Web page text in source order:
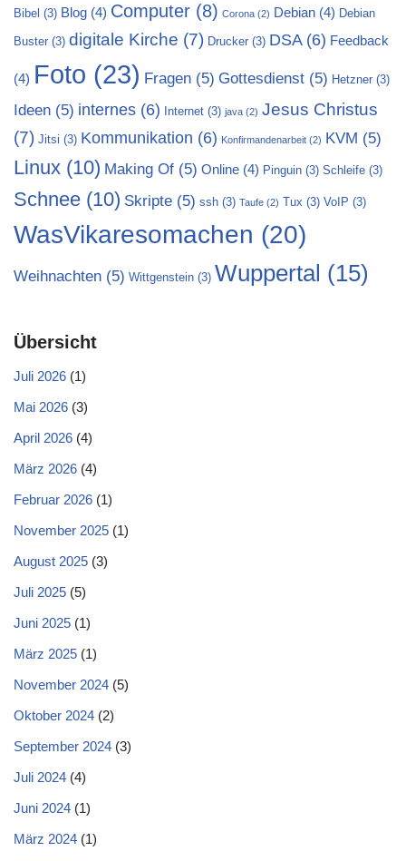
Bibel (3) Blog (4) Computer (8) Corona (2) Debian (4) Debian
Buster (3) digitale Kirche (7) Drucker (3) DSA(6) Feedback
(4) Foto (23) Fragen (5) Gottesdienst (5) Hetzner (3)
Ideen (5) internes (6) Internet (3) java (2) Jesus Christus
(7) Jitsi (3) Kommunikation (6) Konfirmandenarbeit (2) KVM (5)
Linux (10) Making Of (5) Online (4) Pinguin (3) Schleife (3)
Schnee (10) Skripte (5) ssh (3) Taufe (2) Tux (3) VoIP (3)
WasVikaresomachen (20)
Weihnachten (5) Wittgenstein (3) Wuppertal (15)
Übersicht
Juli 2026 (1)
Mai 2026 (3)
April 2026 (4)
März 2026 (4)
Februar 2026 (1)
November 2025 (1)
August 2025 (3)
Juli 2025 (5)
Juni 2025 (1)
März 2025 (1)
November 2024 (5)
Oktober 2024 (2)
September 2024 (3)
Juli 2024 (4)
Juni 2024 (1)
März 2024 (1)